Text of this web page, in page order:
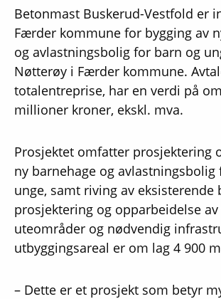
Betonmast Buskerud-Vestfold er
Færder kommune for bygging av
og avlastningsbolig for barn og
Nøtterøy i Færder kommune.
totalentreprise, har en verdi på
millioner kroner, ekskl. mva.
Prosjektet omfatter prosjektering
ny barnehage og avlastningsbolig
unge, samt riving av eksisterende
prosjektering og opparbeidelse
uteområder og nødvendig
utbyggingsareal er om lag 4 900
– Dette er et prosjekt som betyr